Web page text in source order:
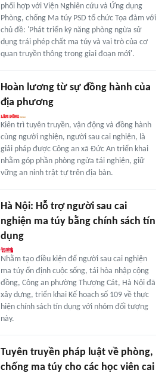
phối hợp với Viện Nghiên cứu và Ứng dụng
Phòng, chống Ma túy PSD tổ chức Tọa đàm với
chủ đề: 'Phát triển kỹ năng phòng ngừa sử
dụng trái phép chất ma túy và vai trò của cơ
quan truyền thông trong giai đoạn mới'.
Hoàn lương từ sự đồng hành của
địa phương
Kiên trì tuyên truyền, vận động và đồng hành
cùng người nghiện, người sau cai nghiện, là
giải pháp được Công an xã Đức An triển khai
nhằm góp phần phòng ngừa tái nghiện, giữ
vững an ninh trật tự trên địa bàn.
Hà Nội: Hỗ trợ người sau cai
nghiện ma túy bằng chính sách tín
dụng
Nhằm tạo điều kiện để người sau cai nghiện
ma túy ổn định cuộc sống, tái hòa nhập cộng
đồng, Công an phường Thượng Cát, Hà Nội đã
xây dựng, triển khai Kế hoạch số 109 về thực
hiện chính sách tín dụng với nhóm đối tượng
này.
Tuyên truyền pháp luật về phòng,
chống ma túy cho các học viên cai